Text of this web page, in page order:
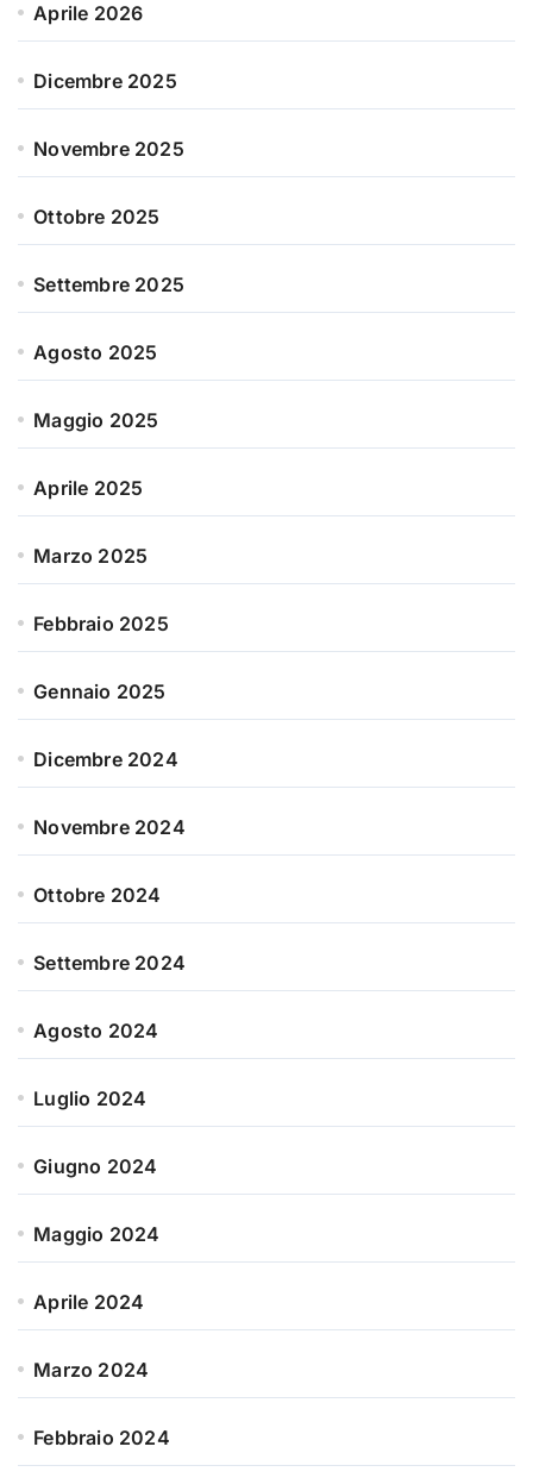
Aprile 2026
Dicembre 2025
Novembre 2025
Ottobre 2025
Settembre 2025
Agosto 2025
Maggio 2025
Aprile 2025
Marzo 2025
Febbraio 2025
Gennaio 2025
Dicembre 2024
Novembre 2024
Ottobre 2024
Settembre 2024
Agosto 2024
Luglio 2024
Giugno 2024
Maggio 2024
Aprile 2024
Marzo 2024
Febbraio 2024